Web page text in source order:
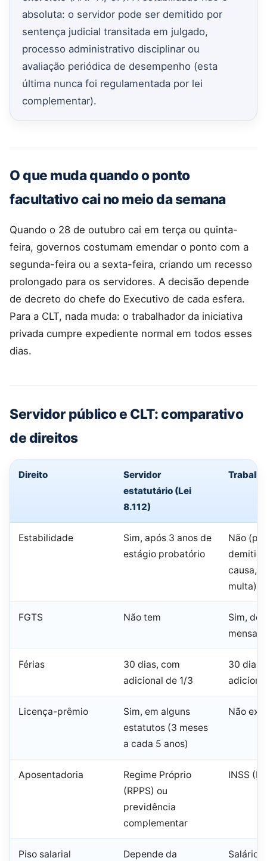
absoluta: o servidor pode ser demitido por
sentença judicial transitada em julgado,
processo administrativo disciplinar ou
avaliação periódica de desempenho (esta
última nunca foi regulamentada por lei
complementar).
O que muda quando o ponto
facultativo cai no meio da semana
Quando o 28 de outubro cai em terça ou quinta-
feira, governos costumam emendar o ponto com a
segunda-feira ou a sexta-feira, criando um recesso
prolongado para os servidores. A decisão depende
de decreto do chefe do Executivo de cada esfera.
Para a CLT, nada muda: o trabalhador da iniciativa
privada cumpre expediente normal em todos esses
dias.
Servidor público e CLT: comparativo
de direitos
Direito
Servidor
estatutário (Lei
8.112)
Estabilidade
Sim, após 3 anos de
estágio probatório
Não
causa,
multa)
FGTS Não tem
Sim,
mensal
Férias
30 dias, com
adicional de 1/3
30 dias,
Licença-prêmio
Sim, em alguns
estatutos (3 meses
a cada 5 anos)
Não
Aposentadoria
Regime Próprio
(RPPS) ou
previdência
complementar
INSS
Piso salarial
Depende da
Salário